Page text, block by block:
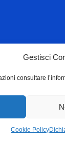
Gestisci
consultare
Cookie Policy